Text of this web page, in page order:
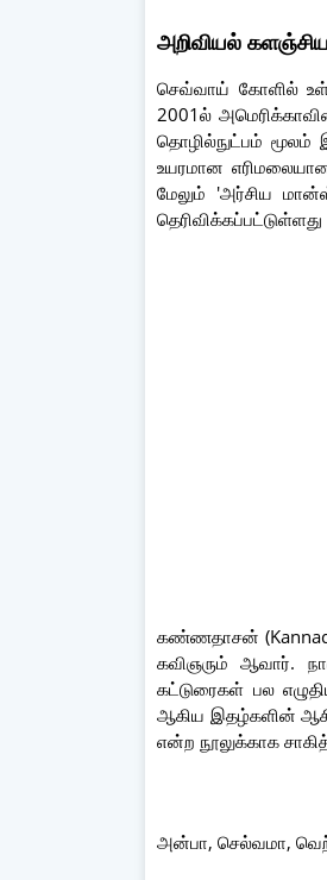
அறிவியல்
செவ்வாய் கோளில்
2001ல்
தொழில்நுட்பம் மூலம்
உயரமான
மேலும் 'அர்சிய
தெரிவிக்கப்பட்டுள்ளது
கண்ணதாசன்
கவிஞரும் ஆவார்.
கட்டுரைகள் பல
ஆகிய இதழ்களின்
என்ற நூலுக்காக
அன்பா, செல்வமா,